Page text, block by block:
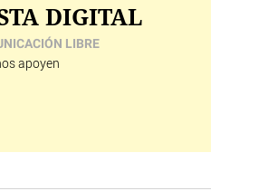
DIGITAL
LIBRE
apoyen